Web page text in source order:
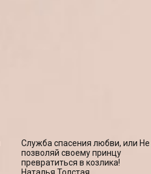
Служба спасения любви, или Не
позволяй своему принцу
превратиться в козлика!